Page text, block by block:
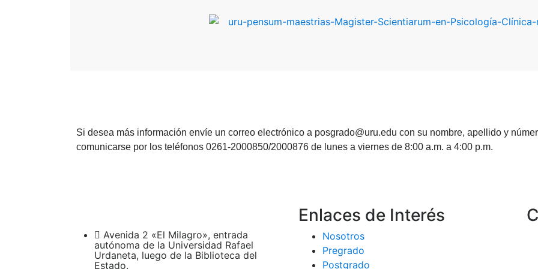
Si desea más información envíe un correo electrónico a posgrado@uru.edu con su nombre, apellido y
comunicarse por los teléfonos 0261-2000850/2000876 de lunes a viernes de 8:00 a.m. a 4:00 p.m.
Avenida 2 «El Milagro», entrada
autónoma de la Universidad Rafael
Urdaneta, luego de la Biblioteca del
Estado.
Enlaces de Interés
Nosotros
Pregrado
Postgrado